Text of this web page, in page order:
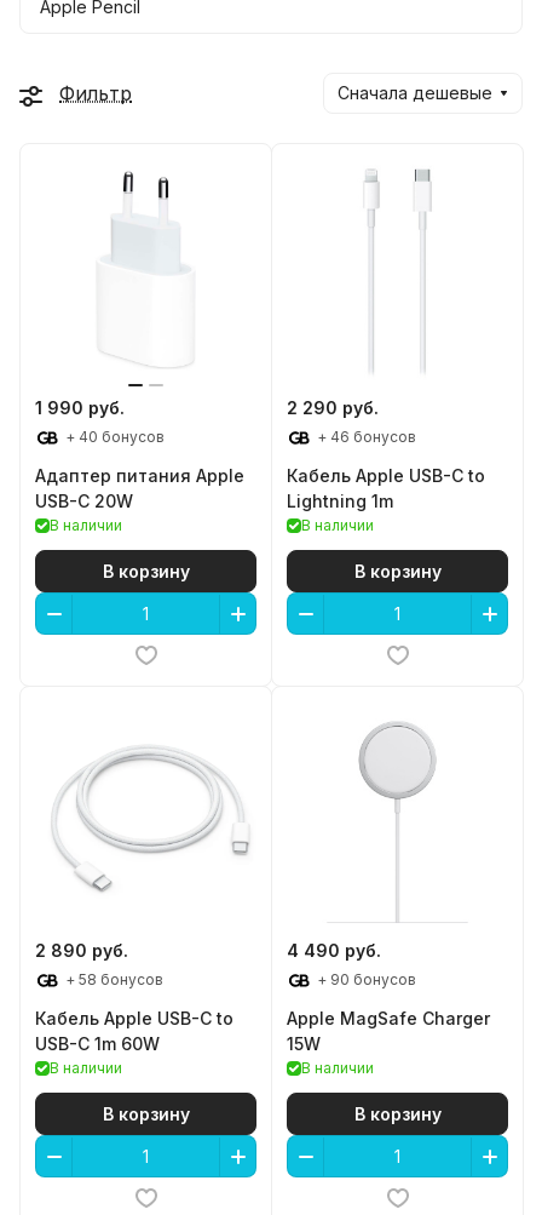
Apple Pencil
Фильтр Сначала дешевые
1 990 руб.
+ 40 бонусов
Адаптер питания Apple
USB-C 20W
В наличии
В корзину
2 290 руб.
+ 46 бонусов
Кабель Apple USB-C to
Lightning 1m
В наличии
В корзину
2 890 руб.
+ 58 бонусов
Кабель Apple USB-C to
USB-C 1m 60W
В наличии
В корзину
4 490 руб.
+ 90 бонусов
Apple MagSafe Charger
15W
В наличии
В корзину